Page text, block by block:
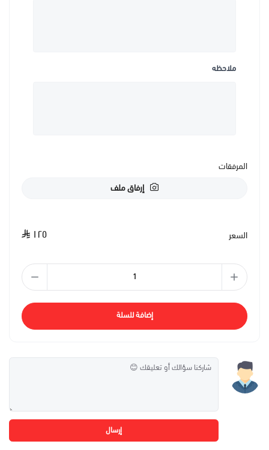
ملاحظه
المرفقات
إرفاق ملف
السعر ١٢٥
إضافة للسلة
إرسال